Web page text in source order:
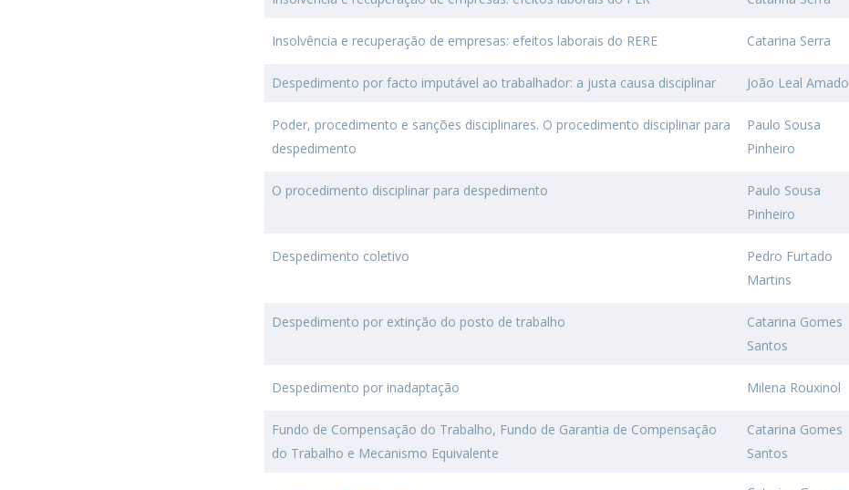
Insolvência e recuperação de empresas: efeitos laborais do RERE Catarina Serra
Despedimento por facto imputável ao trabalhador: a justa causa disciplinar João Leal Amado
Poder, procedimento e sanções disciplinares. O procedimento disciplinar para
despedimento
Paulo Sousa
Pinheiro
O procedimento disciplinar para despedimento
Paulo Sousa
Pinheiro
Despedimento coletivo
Pedro Furtado
Martins
Despedimento por extinção do posto de trabalho
Catarina Gomes
Santos
Despedimento por inadaptação Milena Rouxinol
Fundo de Compensação do Trabalho, Fundo de Garantia de Compensação
do Trabalho e Mecanismo Equivalente
Catarina Gomes
Santos